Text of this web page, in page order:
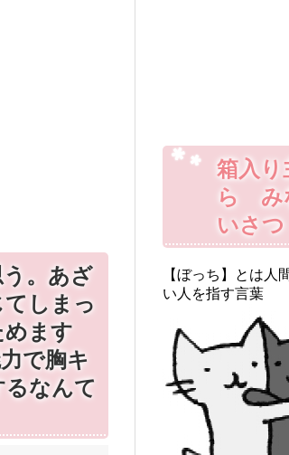
。あざ
しまっ
ます
で胸キ
なんて
箱入り
ら み
いさつ
【ぼっち】とは人
い人を指す言葉